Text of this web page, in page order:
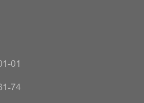
01
74